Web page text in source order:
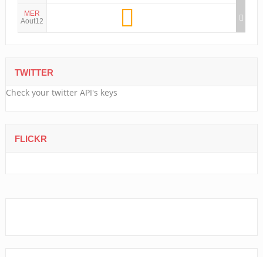
MER
Aout12
TWITTER
Check your twitter API's keys
FLICKR